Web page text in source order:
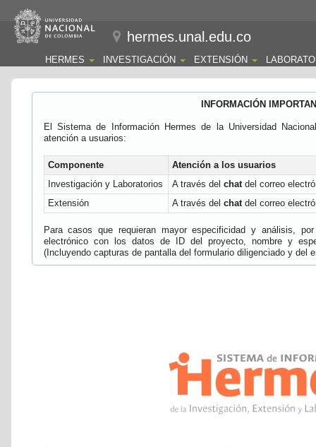
hermes.unal.edu.co
HERMES INVESTIGACIÓN EXTENSIÓN
INFORMACIÓN
El Sistema de Información Hermes de la Universidad
atención a usuarios:
Componente
Atención a los usuarios
Investigación y Laboratorios
A través del chatdel correo
Extensión
A través del chatdel correo
Para casos que requieran mayor especificidad y análisis,
electrónico con los datos de ID del proyecto, nombre y
(Incluyendo capturas de pantalla del formulario diligenciado y del